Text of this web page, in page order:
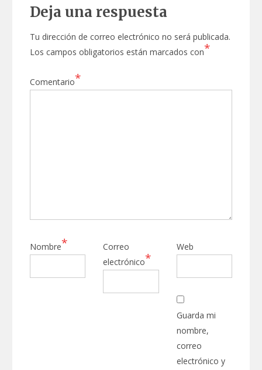
Deja una respuesta
Tu dirección de correo electrónico no será publicada.
Los campos obligatorios están marcados con*
Comentario*
Nombre*
Correo
electrónico*
Web
Guarda mi
nombre,
correo
electrónico y